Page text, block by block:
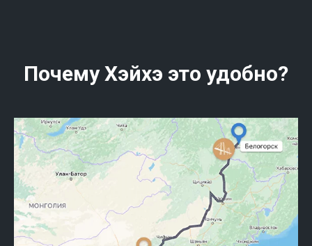
Почему Хэйхэ это удобно?